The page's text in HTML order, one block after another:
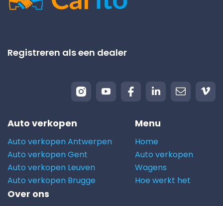
Registreren als een dealer
Auto verkopen
Auto verkopen Antwerpen
Auto verkopen Gent
Auto verkopen Leuven
Auto verkopen Brugge
Menu
Home
Auto verkopen
Wagens
Hoe werkt het
Over ons